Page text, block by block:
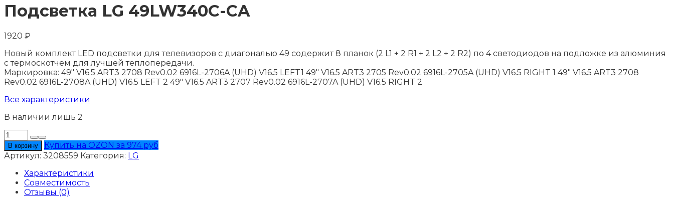
Подсветка LG 49LW340C-CA
1920 ₽
Новый комплект LED подсветки для телевизоров с диагональю 49 содержит 8 планок (2 L1 + 2 R1 + 2 L2 + 2 R2) по 4 светодиодов на подложке из алюминия
с термоскотчем для лучшей теплопередачи.
Маркировка: 49" V16.5 ART3 2708 Rev0.02 6916L-2706A (UHD) V16.5 LEFT1 49" V16.5 ART3 2705 Rev0.02 6916L-2705A (UHD) V16.5 RIGHT 1 49" V16.5 ART3 2708
Rev0.02 6916L-2708A (UHD) V16.5 LEFT 2 49" V16.5 ART3 2707 Rev0.02 6916L-2707A (UHD) V16.5 RIGHT 2
Все характеристики
В наличии лишь 2
Количество
товара
Подсветка
LG
49LW340C-
В корзину
Купить на OZON за 974 руб
Артикул: 3208559 Категория: LG
Характеристики
Совместимость
Отзывы (0)